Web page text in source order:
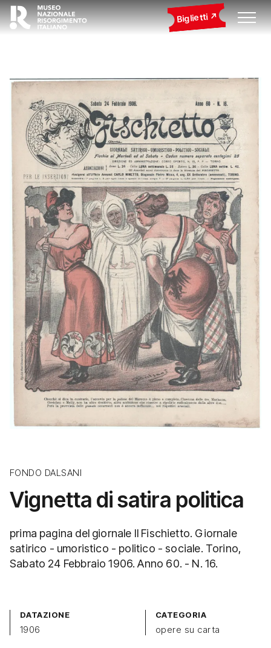
Biglietti
FONDO DALSANI
Vignetta di satira politica
prima pagina del giornale Il Fischietto. Giornale
satirico - umoristico - politico - sociale. Torino,
Sabato 24 Febbraio 1906. Anno 60. - N. 16.
DATAZIONE
1906
CATEGORIA
opere su carta